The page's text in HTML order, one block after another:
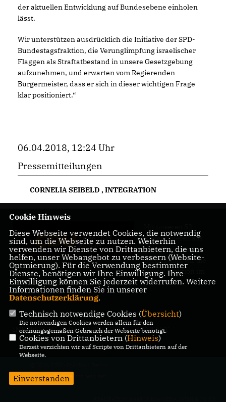
der aktuellen Entwicklung auf Bundesebene einholen
lässt.
Wir unterstützen ausdrücklich die Initiative der SPD-
Bundestagsfraktion, die Verunglimpfung israelischer
Flaggen als Straftatbestand in unsere Gesetzgebung
aufzunehmen, und erwarten vom Regierenden
Bürgermeister, dass er sich in dieser wichtigen Frage
klar positioniert.“
06.04.2018, 12:24 Uhr
Pressemitteilungen
CORNELIA SEIBELD ,INTEGRATION
Abgeordneten aus
allen Bezirken
Berlins sind wir die
größte Fraktion im
Berliner Abgeordnetenhaus.
IMPRESSUM DATENSCHUTZ KONTAKT
Alle Rechte vorbehalten.
Cookie Hinweis
Diese Webseite verwendet Cookies, die notwendig
sind, um die Webseite zu nutzen. Weiterhin
verwenden wir Dienste von Drittanbietern, die uns
helfen, unser Webangebot zu verbessern (Website-
Optmierung). Für die Verwendung bestimmter
Dienste, benötigen wir Ihre Einwilligung. Ihre
Einwilligung können Sie jederzeit widerrufen. Weitere
Informationen finden Sie in unserer
Datenschutzerklärung.
Technisch notwendige Cookies (Übersicht)
Die notwendigen Cookies werden allein für den
ordnungsgemäßen Gebrauch der Webseite benötigt.
Cookies von Drittanbietern (Hinweis)
Derzeit verzichten wir auf Scripte von Drittanbietern auf der
Webseite.
Einverstanden